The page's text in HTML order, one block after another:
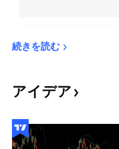
続きを読む
アイデア